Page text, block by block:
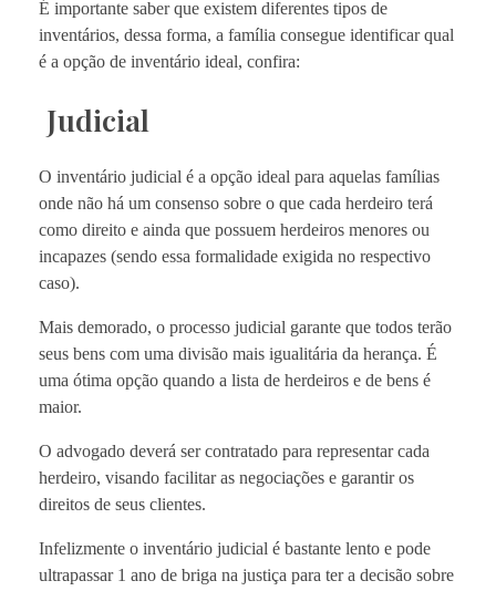
É importante saber que existem diferentes tipos de
inventários, dessa forma, a família consegue identificar qual
é a opção de inventário ideal, confira:
Judicial
O inventário judicial é a opção ideal para aquelas famílias
onde não há um consenso sobre o que cada herdeiro terá
como direito e ainda que possuem herdeiros menores ou
incapazes (sendo essa formalidade exigida no respectivo
caso).
Mais demorado, o processo judicial garante que todos terão
seus bens com uma divisão mais igualitária da herança. É
uma ótima opção quando a lista de herdeiros e de bens é
maior.
O advogado deverá ser contratado para representar cada
herdeiro, visando facilitar as negociações e garantir os
direitos de seus clientes.
Infelizmente o inventário judicial é bastante lento e pode
ultrapassar 1 ano de briga na justiça para ter a decisão sobre